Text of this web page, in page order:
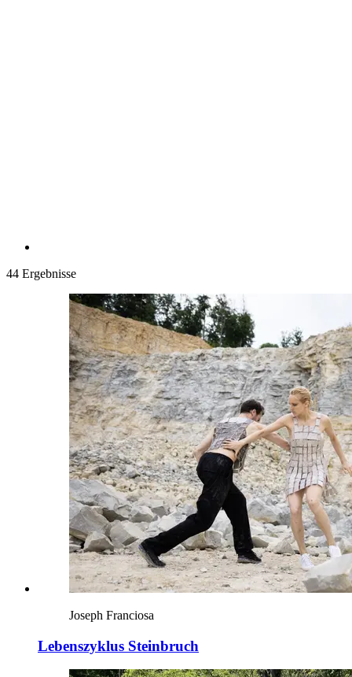
44 Ergebnisse
Joseph Franciosa
Lebenszyklus Steinbruch